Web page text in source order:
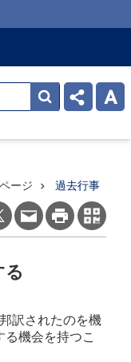
ージ 過去行事
る
訳されたのを機
る機会を持つこ